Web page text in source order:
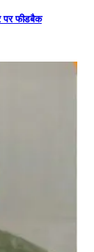
पर फीडबैक